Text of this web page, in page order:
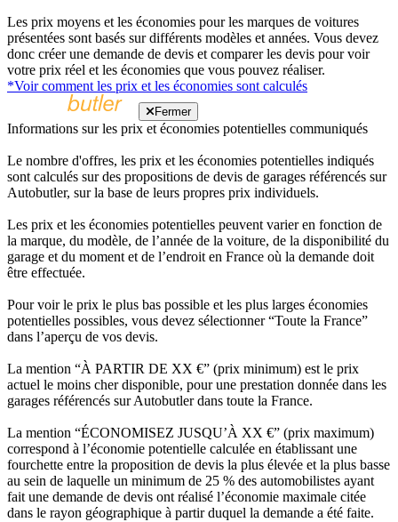
Les prix moyens et les économies pour les marques de voitures
présentées sont basés sur différents modèles et années. Vous devez
donc créer une demande de devis et comparer les devis pour voir
votre prix réel et les économies que vous pouvez réaliser.
*Voir comment les prix et les économies sont calculés
Fermer
Informations sur les prix et économies potentielles communiqués
Le nombre d'offres, les prix et les économies potentielles indiqués
sont calculés sur des propositions de devis de garages référencés sur
Autobutler, sur la base de leurs propres prix individuels.
Les prix et les économies potentielles peuvent varier en fonction de
la marque, du modèle, de l’année de la voiture, de la disponibilité du
garage et du moment et de l’endroit en France où la demande doit
être effectuée.
Pour voir le prix le plus bas possible et les plus larges économies
potentielles possibles, vous devez sélectionner “Toute la France”
dans l’aperçu de vos devis.
La mention “À PARTIR DE XX €” (prix minimum) est le prix
actuel le moins cher disponible, pour une prestation donnée dans les
garages référencés sur Autobutler dans toute la France.
La mention “ÉCONOMISEZ JUSQU’À XX €” (prix maximum)
correspond à l’économie potentielle calculée en établissant une
fourchette entre la proposition de devis la plus élevée et la plus basse
au sein de laquelle un minimum de 25 % des automobilistes ayant
fait une demande de devis ont réalisé l’économie maximale citée
dans le rayon géographique à partir duquel la demande a été faite.